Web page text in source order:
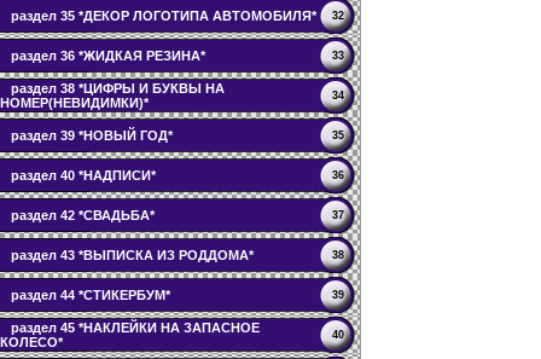
раздел 35 *ДЕКОР ЛОГОТИПА АВТОМОБИЛЯ* 32
раздел 36 *ЖИДКАЯ РЕЗИНА* 33
раздел 38 *ЦИФРЫ И БУКВЫ НА
НОМЕР(НЕВИДИМКИ)*
34
раздел 39 *НОВЫЙ ГОД* 35
раздел 40 *НАДПИСИ* 36
раздел 42 *СВАДЬБА* 37
раздел 43 *ВЫПИСКА ИЗ РОДДОМА* 38
раздел 44 *СТИКЕРБУМ* 39
раздел 45 *НАКЛЕЙКИ НА ЗАПАСНОЕ
КОЛЕСО*
40